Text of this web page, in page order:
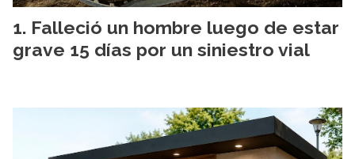
Falleció un hombre luego de estar
grave 15 días por un siniestro vial